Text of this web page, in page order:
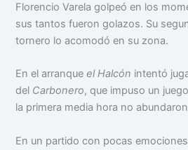
Florencio Varela golpeó en los
sus tantos fueron golazos. Su
tornero lo acomodó en su zona.
En el arranque el Halcón intentó
del Carbonero, que impuso un
la primera media hora no
En un partido con pocas